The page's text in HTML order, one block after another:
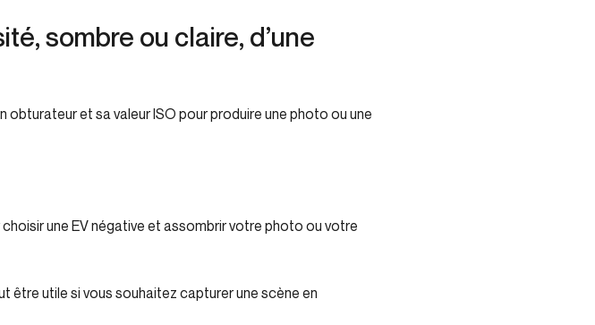
sombre ou claire, d’une
obturateur et sa valeur ISO pour produire une photo ou une
une EV négative et assombrir votre photo ou votre
être utile si vous souhaitez capturer une scène en